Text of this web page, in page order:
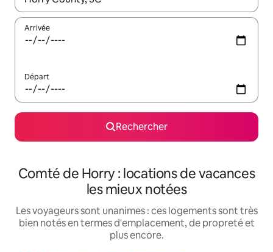
Arrivée
Départ
Rechercher
Comté de Horry : locations de vacances
les mieux notées
Les voyageurs sont unanimes : ces logements sont très
bien notés en termes d'emplacement, de propreté et
plus encore.